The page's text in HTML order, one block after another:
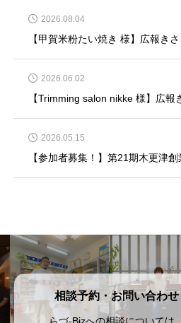
2026.08.04
【甲賀米粉たい焼き 様】広報き
2026.06.02
【Trimming salon nikke 様】広報
2026.05.15
【参加者募集！】第21期木更津創
相談予約・お問い合わせ